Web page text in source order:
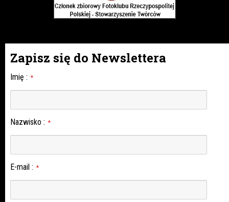
Zapisz się do Newslettera
Imię : *
Nazwisko : *
E-mail : *